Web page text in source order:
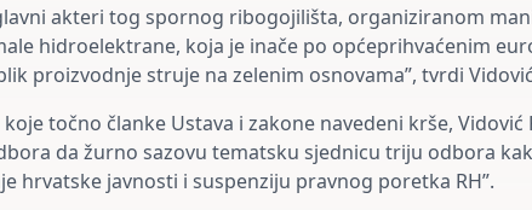
akteri tog spornog ribogojilišta, organiziranom
hidroelektrane, koja je inače po općeprihvaćenim
proizvodnje struje na zelenim osnovama”, tvrdi
koje točno članke Ustava i zakone navedeni krše,
da žurno sazovu tematsku sjednicu triju odbora
hrvatske javnosti i suspenziju pravnog poretka RH”.